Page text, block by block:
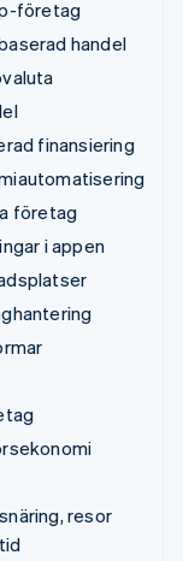
företag
handel
finansiering
företag
i appen
resor